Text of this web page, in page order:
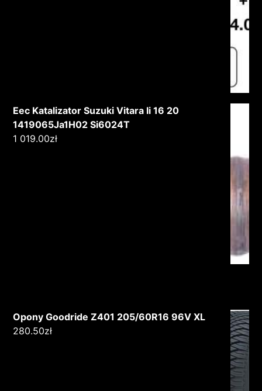
Eec Katalizator Suzuki Vitara Ii 16 20
1419065Ja1H02 Si6024T
1 019.00zł
Opony Goodride Z401 205/60R16 96V XL
280.50zł